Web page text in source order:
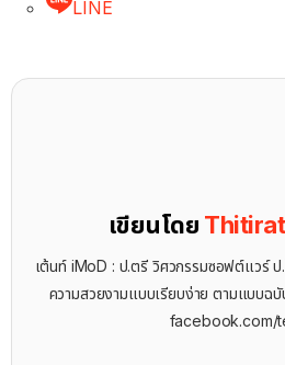
LINE
เขียนโดย
เต้นท์ iMoD : ป.ตรี วิศวกรรมซอฟต์แวร์
ความสวยงามแบบเรียบง่าย ตามแบบ
facebook.com/